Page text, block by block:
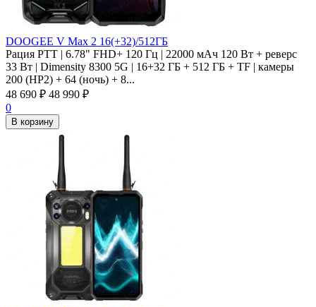
DOOGEE V Max 2 16(+32)/512ГБ
Рация PTT | 6.78" FHD+ 120 Гц | 22000 мАч 120 Вт + реверс
33 Вт | Dimensity 8300 5G | 16+32 ГБ + 512 ГБ + TF | камеры
200 (HP2) + 64 (ночь) + 8...
48 690 ₽ 48 990 ₽
0
В корзину